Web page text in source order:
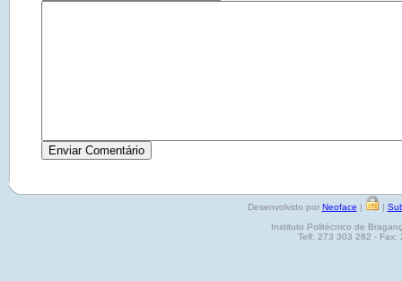
Desenvolvido por Neoface | |
Instituto Politécnico de
Telf: 273 303 282 - Fax: